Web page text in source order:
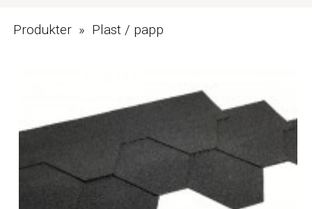
Produkter » Plast / papp